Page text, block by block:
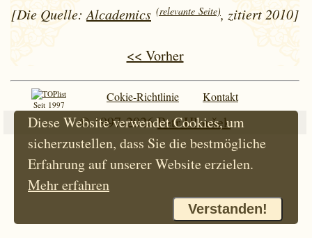
[Die Quelle: Alcademics (relevante Seite), zitiert 2010]
<< Vorher
Seit 1997
Cokie-Richtlinie Kontakt
© 1997-2026Petr Hloušek
Diese Website verwendet Cookies, um
sicherzustellen, dass Sie die bestmögliche
Erfahrung auf unserer Website erzielen.
Mehr erfahren
Verstanden!